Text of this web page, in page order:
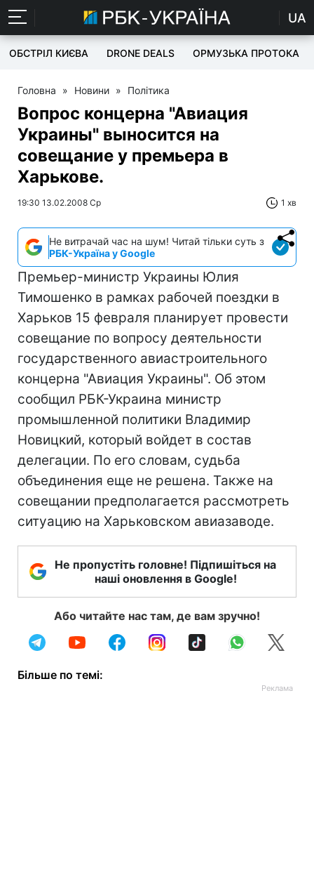
UA
ОБСТРІЛ КИЄВА DRONE DEALS ОРМУЗЬКА ПРОТОКА
Головна » Новини » Політика
Вопрос концерна "Авиация
Украины" выносится на
совещание у премьера в
Харькове.
19:30 13.02.2008 Ср 1 хв
Не витрачай час на шум! Читай тільки суть з
РБК-Україна у Google
Премьер-министр Украины Юлия
Тимошенко в рамках рабочей поездки в
Харьков 15 февраля планирует провести
совещание по вопросу деятельности
государственного авиастроительного
концерна "Авиация Украины". Об этом
сообщил РБК-Украина министр
промышленной политики Владимир
Новицкий, который войдет в состав
делегации. По его словам, судьба
объединения еще не решена. Также на
совещании предполагается рассмотреть
ситуацию на Харьковском авиазаводе.
Не пропустіть головне! Підпишіться на
наші оновлення в Google!
Або читайте нас там, де вам зручно!
Більше по темі: